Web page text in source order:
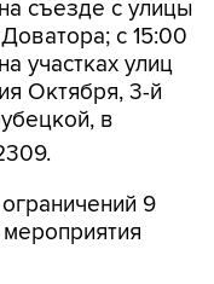
участках улиц
Октября, 3-й
в
9
7:50 до конца